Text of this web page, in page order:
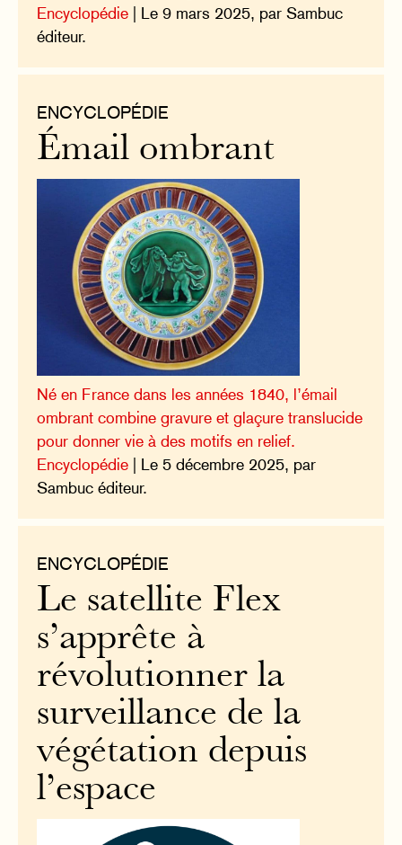
Encyclopédie | Le 9 mars 2025, par Sambuc
éditeur.
ENCYCLOPÉDIE
Émail ombrant
Né en France dans les années 1840, l’émail
ombrant combine gravure et glaçure translucide
pour donner vie à des motifs en relief.
Encyclopédie | Le 5 décembre 2025, par
Sambuc éditeur.
ENCYCLOPÉDIE
Le satellite Flex
s’apprête à
révolutionner la
surveillance de la
végétation depuis
l’espace